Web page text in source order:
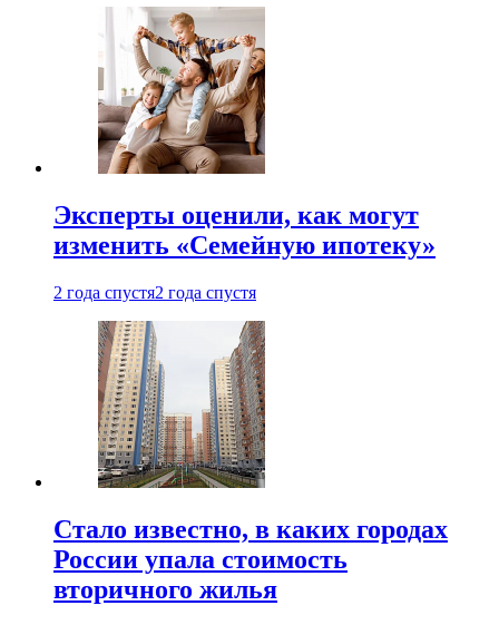
Эксперты оценили, как могут
изменить «Семейную ипотеку»
2 года спустя2 года спустя
Стало известно, в каких городах
России упала стоимость
вторичного жилья